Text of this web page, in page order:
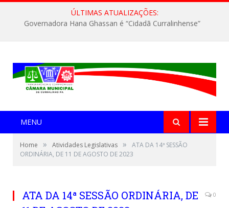
ÚLTIMAS ATUALIZAÇÕES:
Governadora Hana Ghassan é “Cidadã Curralinhense”
MENU
Home » Atividades Legislativas »
ATA DA 14ª SESSÃO
ORDINÁRIA, DE 11 DE AGOSTO DE 2023
ATA DA 14ª SESSÃO ORDINÁRIA, DE
0